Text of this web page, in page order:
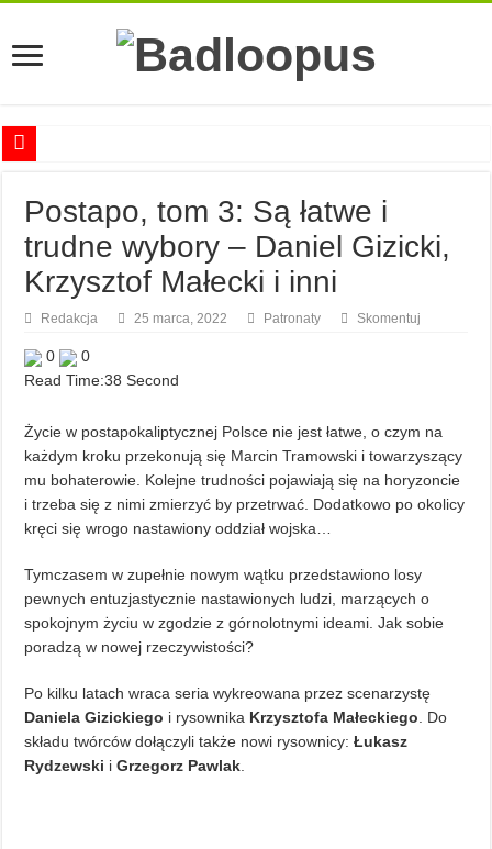
Najciekawsze książki o kobietach nauki
Najlepsze mangi dla dorosłych
Najciekawsze zapowiedzi komiksowe na 2023 rok
Postapo, tom 3: Są łatwe i
trudne wybory – Daniel Gizicki,
Krzysztof Małecki i inni
Redakcja 25 marca, 2022 Patronaty Skomentuj
0
0
Read Time:38 Second
Życie w postapokaliptycznej Polsce nie jest łatwe, o czym na
każdym kroku przekonują się Marcin Tramowski i towarzyszący
mu bohaterowie. Kolejne trudności pojawiają się na horyzoncie
i trzeba się z nimi zmierzyć by przetrwać. Dodatkowo po okolicy
kręci się wrogo nastawiony oddział wojska…
Tymczasem w zupełnie nowym wątku przedstawiono losy
pewnych entuzjastycznie nastawionych ludzi, marzących o
spokojnym życiu w zgodzie z górnolotnymi ideami. Jak sobie
poradzą w nowej rzeczywistości?
Po kilku latach wraca seria wykreowana przez scenarzystę
Daniela Gizickiego i rysownika Krzysztofa Małeckiego. Do
składu twórców dołączyli także nowi rysownicy:Łukasz
Rydzewski iGrzegorz Pawlak.